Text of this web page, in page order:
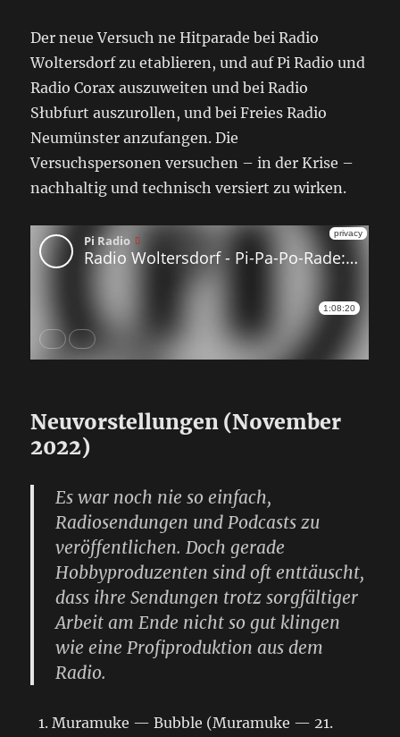
Der neue Versuch ne Hitparade bei Radio
Woltersdorf zu etablieren, und auf Pi Radio und
Radio Corax auszuweiten und bei Radio
Słubfurt auszurollen, und bei Freies Radio
Neumünster anzufangen. Die
Versuchspersonen versuchen – in der Krise –
nachhaltig und technisch versiert zu wirken.
Neuvorstellungen (November
2022)
Es war noch nie so einfach,
Radiosendungen und Podcasts zu
veröffentlichen. Doch gerade
Hobbyproduzenten sind oft enttäuscht,
dass ihre Sendungen trotz sorgfältiger
Arbeit am Ende nicht so gut klingen
wie eine Profiproduktion aus dem
Radio.
Muramuke — Bubble (Muramuke — 21.